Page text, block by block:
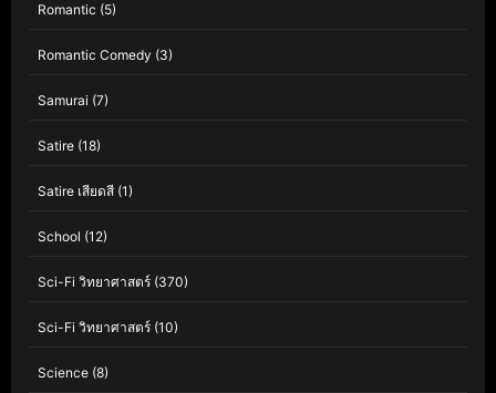
Romantic (5)
Romantic Comedy (3)
Samurai (7)
Satire (18)
Satire เสียดสี (1)
School (12)
Sci-Fi วิทยาศาสตร์ (370)
Sci-Fi วิทยาศาสตร์ (10)
Science (8)